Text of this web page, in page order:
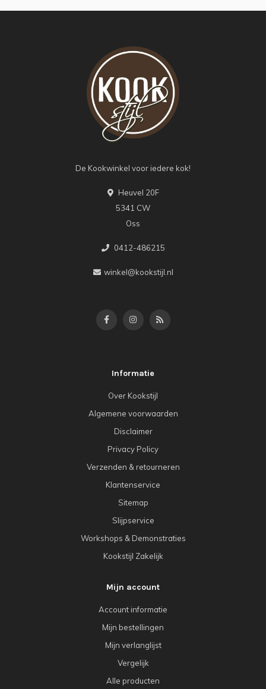
De Kookwinkel voor iedere kok!
Heuvel 20F
5341 CW
Oss
0412-486215
winkel@kookstijl.nl
Informatie
Over Kookstijl
Algemene voorwaarden
Disclaimer
Privacy Policy
Verzenden & retourneren
Klantenservice
Sitemap
Slijpservice
Workshops & Demonstraties
Kookstijl Zakelijk
Mijn account
Account informatie
Mijn bestellingen
Mijn verlanglijst
Vergelijk
Alle producten